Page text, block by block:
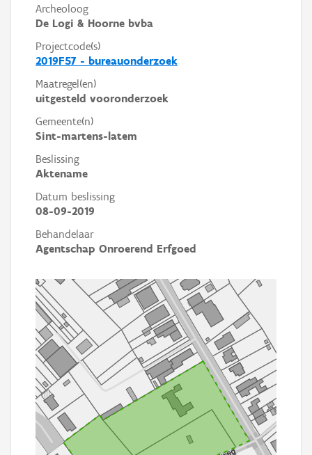
Archeoloog
De Logi & Hoorne bvba
Projectcode(s)
2019F57 - bureauonderzoek
Maatregel(en)
uitgesteld vooronderzoek
Gemeente(n)
Sint-martens-latem
Beslissing
Aktename
Datum beslissing
08-09-2019
Behandelaar
Agentschap Onroerend Erfgoed